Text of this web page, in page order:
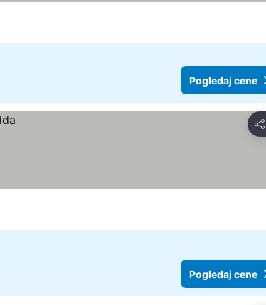
Pogledaj cene
Deli
Pogledaj cene